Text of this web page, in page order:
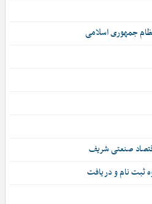
جمهوری اسلامی
صنعتی شریف
ثبت نام و دریافت